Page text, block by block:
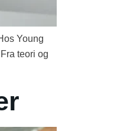
Young
teori og